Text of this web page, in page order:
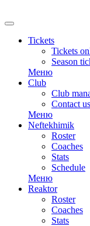
Tickets
Tickets
Season
Меню
Club
Club
Contact us
Меню
Neftekhimik
Roster
Coaches
Stats
Schedule
Меню
Reaktor
Roster
Coaches
Stats